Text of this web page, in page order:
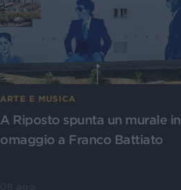
ARTE E MUSICA
A Riposto spunta un murale in
omaggio a Franco Battiato